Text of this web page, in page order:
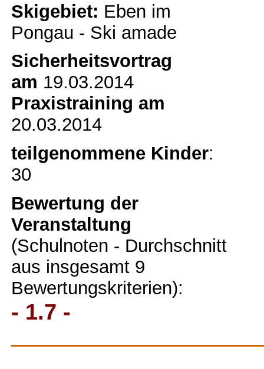
Skigebiet: Eben im
Pongau - Ski amade
Sicherheitsvortrag
am 19.03.2014
Praxistraining am
20.03.2014
teilgenommene Kinder:
30
Bewertung der
Veranstaltung
(Schulnoten - Durchschnitt
aus insgesamt 9
Bewertungskriterien):
- 1.7 -